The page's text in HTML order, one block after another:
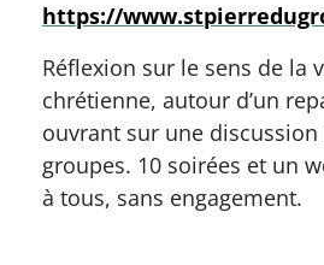
https://
Réflexion sur le sens de la
chrétienne, autour d’un
ouvrant sur une
groupes. 10 soirées et un
à tous, sans engagement.